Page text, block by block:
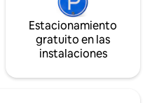
Estacionamiento
gratuito en las
instalaciones